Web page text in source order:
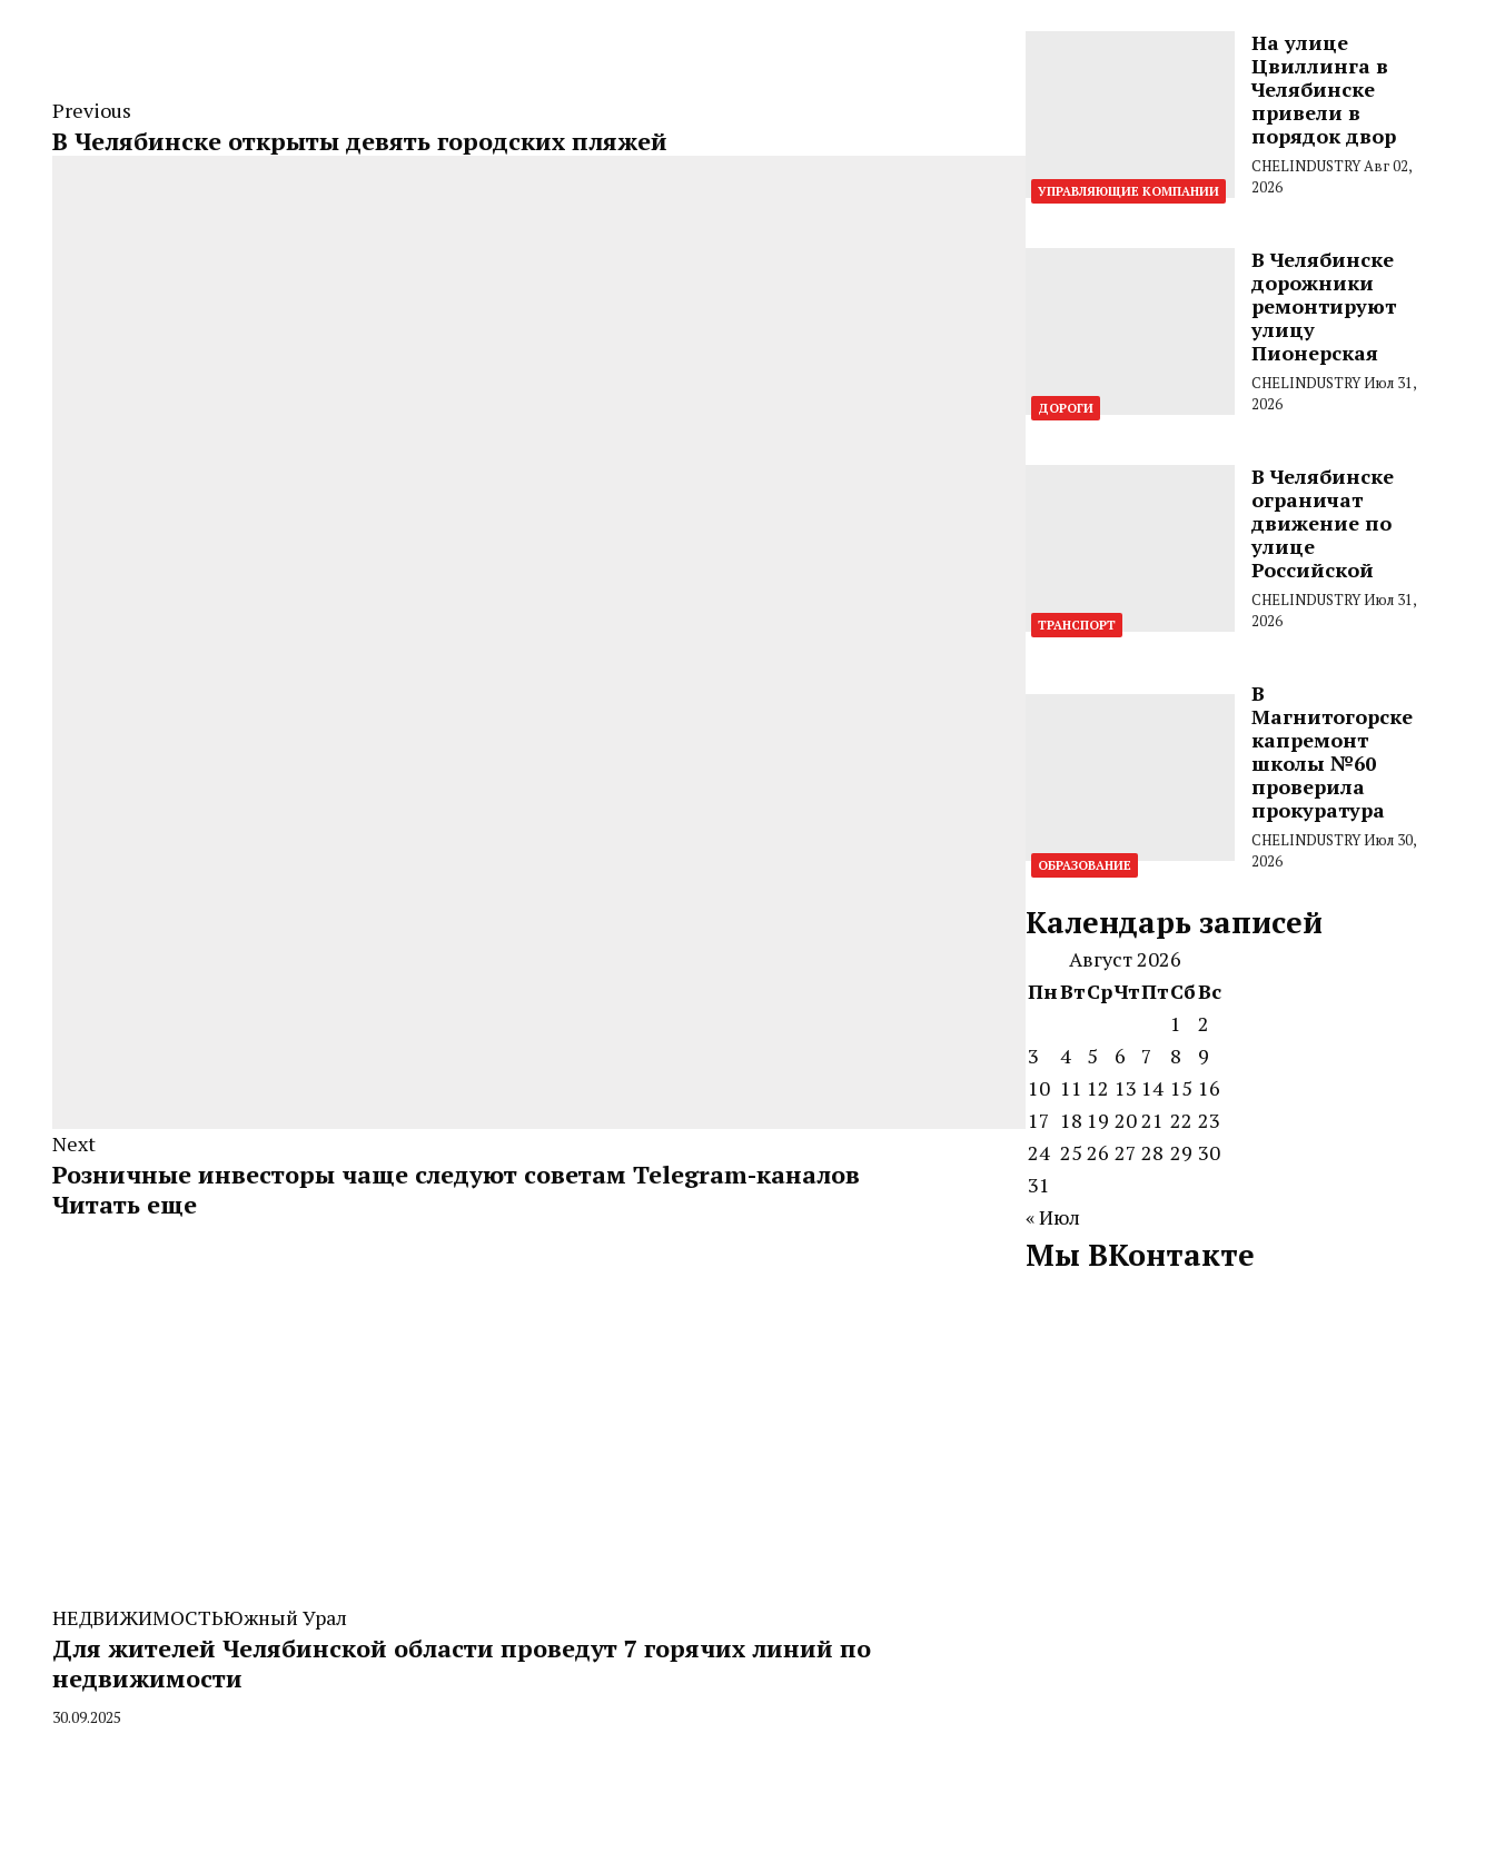
Previous
В Челябинске открыты девять городских пляжей
Next
Розничные инвесторы чаще следуют советам Telegram-каналов
Читать еще
НЕДВИЖИМОСТЬЮжный Урал
Для жителей Челябинской области проведут 7 горячих линий по
недвижимости
By
30.09.2025
УПРАВЛЯЮЩИЕ КОМПАНИИ
На улице
Цвиллинга в
Челябинске
привели в
порядок двор
CHELINDUSTRYАвг 02,
2026
ДОРОГИ
В Челябинске
дорожники
ремонтируют
улицу
Пионерская
CHELINDUSTRYИюл 31,
2026
ТРАНСПОРТ
В Челябинске
ограничат
движение по
улице
Российской
CHELINDUSTRYИюл 31,
2026
ОБРАЗОВАНИЕ
В
Магнитогорске
капремонт
школы №60
проверила
прокуратура
CHELINDUSTRYИюл 30,
2026
Календарь записей
Август 2026
ПнВтСрЧтПтСбВс
1
2
3
4 5 6 7 8
9
10 11 12 13 14 15 16
17 18 19 2021 22 23
24 25 26 27 28 29 30
31
« Июл
Мы ВКонтакте